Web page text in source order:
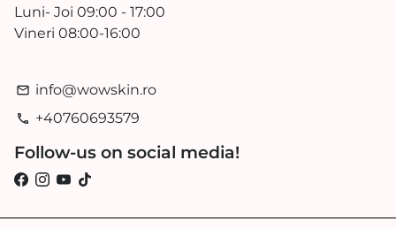
Luni- Joi 09:00 - 17:00
Vineri 08:00-16:00
email info@wowskin.ro
phone +40760693579
Follow-us on social media!